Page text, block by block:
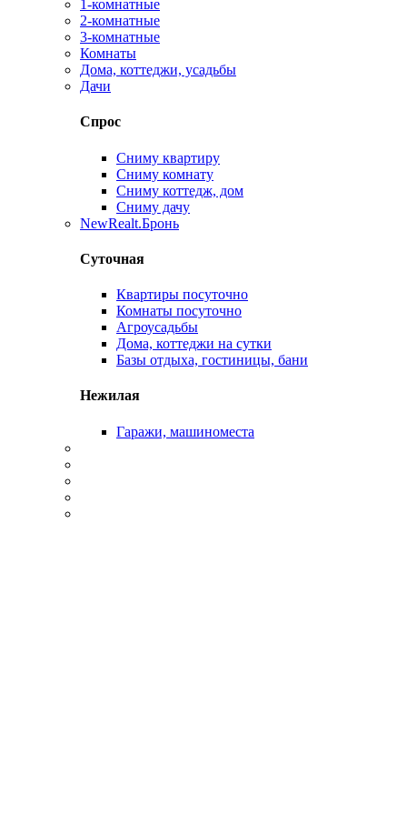
1-комнатные
2-комнатные
3-комнатные
Комнаты
Дома, коттеджи, усадьбы
Дачи
Спрос
Сниму квартиру
Сниму комнату
Сниму коттедж, дом
Сниму дачу
NewRealt.Бронь
Суточная
Квартиры посуточно
Комнаты посуточно
Агроусадьбы
Дома, коттеджи на сутки
Базы отдыха, гостиницы, бани
Нежилая
Гаражи, машиноместа